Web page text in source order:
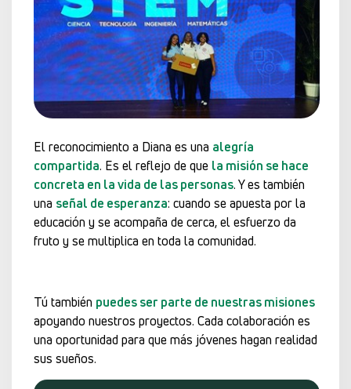
El reconocimiento a Diana es una alegría
compartida. Es el reflejo de que la misión se hace
concreta en la vida de las personas. Y es también
una señal de esperanza: cuando se apuesta por la
educación y se acompaña de cerca, el esfuerzo da
fruto y se multiplica en toda la comunidad.
Tú también puedes ser parte de nuestras misiones
apoyando nuestros proyectos. Cada colaboración es
una oportunidad para que más jóvenes hagan realidad
sus sueños.